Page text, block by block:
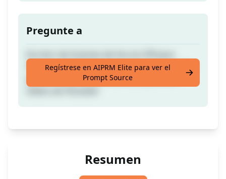
Pregunte a
Youtube: ¡Simplemente haz clic para escribir
guiones largos y profesionales para tus
Regístrese en AIPRM Elite para ver el
Prompt Source
Resumen